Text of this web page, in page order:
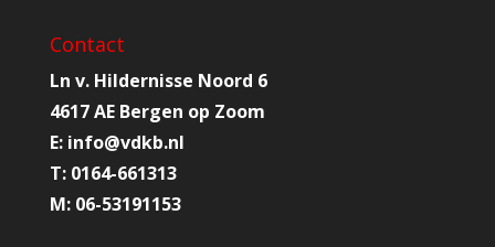
Contact
Ln v. Hildernisse Noord 6
4617 AE Bergen op Zoom
E: info@vdkb.nl
T: 0164-661313
M: 06-53191153